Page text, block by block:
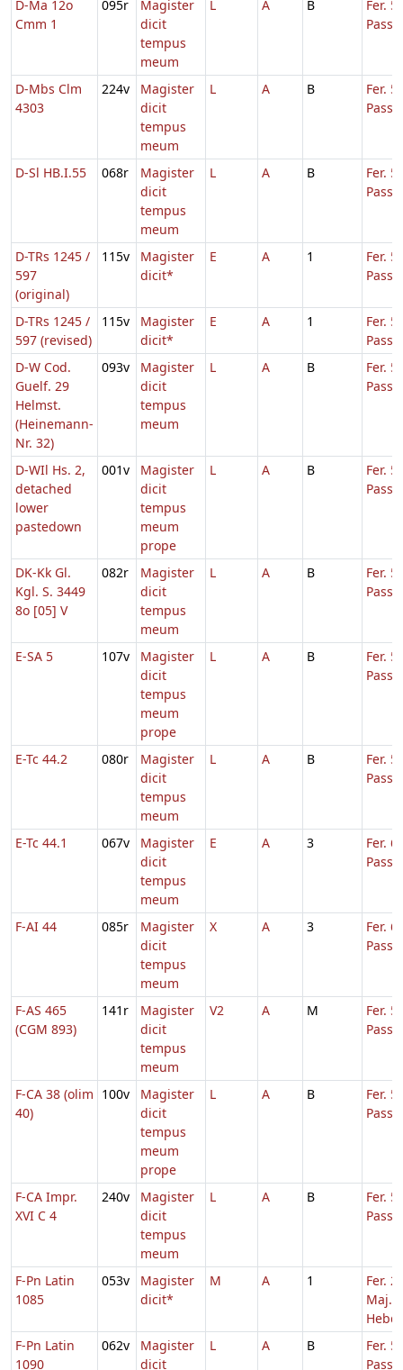
D-Ma 12o
Cmm 1
095r
Magister
dicit
tempus
meum
L A B
Fer. 5
D-Mbs Clm
4303
224v
Magister
dicit
tempus
meum
L A B
Fer. 5
D-Sl HB.I.55 068r
Magister
dicit
tempus
meum
L A B
Fer. 5
D-TRs 1245 /
597
(original)
115v
Magister
dicit*
E A 1
Fer. 5
D-TRs 1245 /
597 (revised)
115v
Magister
dicit*
E A 1
Fer. 5
D-W Cod.
Guelf. 29
Helmst.
(Heinemann-
Nr. 32)
093v
Magister
dicit
tempus
meum
L A B
Fer. 5
D-WIl Hs. 2,
detached
lower
pastedown
001v
Magister
dicit
tempus
meum
prope
L A B
Fer. 5
DK-Kk Gl.
Kgl. S. 3449
8o [05] V
082r
Magister
dicit
tempus
meum
L A B
Fer. 5
E-SA 5 107v
Magister
dicit
tempus
meum
prope
L A B
Fer. 5
E-Tc 44.2 080r
Magister
dicit
tempus
meum
L A B
Fer. 5
E-Tc 44.1 067v
Magister
dicit
tempus
meum
E A 3
Fer. 6
F-AI 44 085r
Magister
dicit
tempus
meum
X A 3
Fer. 6
F-AS 465
(CGM 893)
141r
Magister
dicit
tempus
meum
V2 A M
Fer. 5
F-CA 38 (olim
40)
100v
Magister
dicit
tempus
meum
prope
L A B
Fer. 5
F-CA Impr.
XVI C 4
240v
Magister
dicit
tempus
meum
L A B
Fer. 5
F-Pn Latin
1085
053v
Magister
dicit*
M A 1
Fer. 2
Maj.
Hebd.
F-Pn Latin
1090
062v
Magister
dicit
L A B
Fer. 5